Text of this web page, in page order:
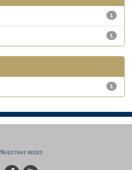
1
1
1
Nuestras redes